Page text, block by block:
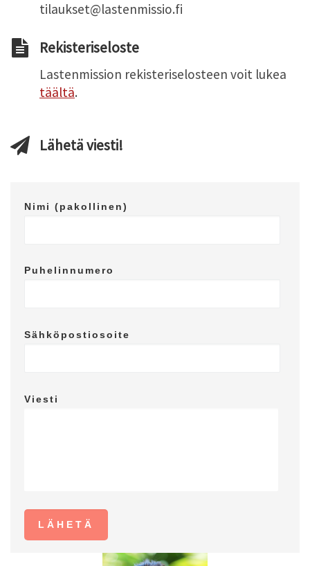
tilaukset@lastenmissio.fi
Rekisteriseloste
Lastenmission rekisteriselosteen voit lukea
täältä.
Lähetä viesti!
Nimi (pakollinen)
Puhelinnumero
Sähköpostiosoite
Viesti